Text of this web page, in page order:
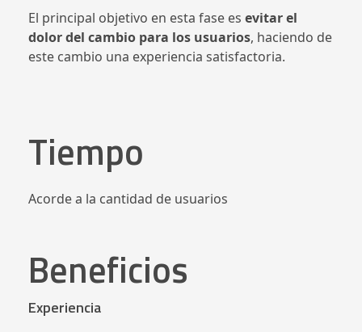
El principal objetivo en esta fase es evitar el
dolor del cambio para los usuarios, haciendo de
este cambio una experiencia satisfactoria.
Tiempo
Acorde a la cantidad de usuarios
Beneficios
Experiencia